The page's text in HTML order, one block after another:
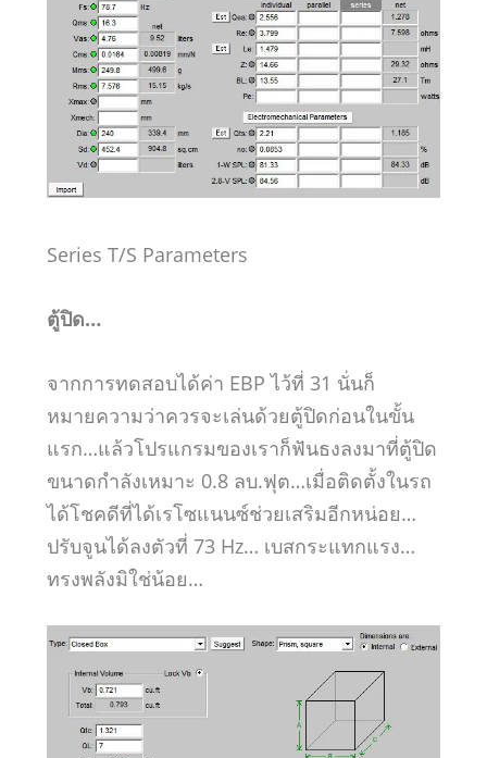
Series T/S Parameters
ตู้ปิด…
จากการทดสอบได้ค่า EBP ไว้ที่ 31 นั่นก็
หมายความว่าควรจะเล่นด้วยตู้ปิดก่อนในขั้น
แรก…แล้วโปรแกรมของเราก็ฟันธงลงมาที่ตู้ปิด
ขนาดกำลังเหมาะ 0.8 ลบ.ฟุต…เมื่อติดตั้งในรถ
ได้โชคดีที่ได้เรโซแนนซ์ช่วยเสริมอีกหน่อย…
ปรับจูนได้ลงตัวที่ 73 Hz… เบสกระแทกแรง…
ทรงพลังมิใช่น้อย…